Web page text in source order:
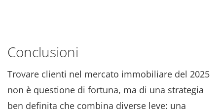
Conclusioni
Trovare clienti nel mercato immobiliare del 2025
non è questione di fortuna, ma di una strategia
ben definita che combina diverse leve: una